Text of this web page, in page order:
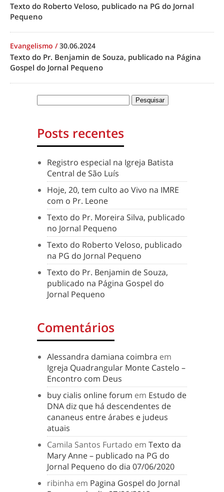
Texto do Roberto Veloso, publicado na PG do Jornal
Pequeno
Evangelismo /30.06.2024
Texto do Pr. Benjamin de Souza, publicado na Página
Gospel do Jornal Pequeno
Posts recentes
Registro especial na Igreja Batista
Central de São Luís
Hoje, 20, tem culto ao Vivo na IMRE
com o Pr. Leone
Texto do Pr. Moreira Silva, publicado
no Jornal Pequeno
Texto do Roberto Veloso, publicado
na PG do Jornal Pequeno
Texto do Pr. Benjamin de Souza,
publicado na Página Gospel do
Jornal Pequeno
Comentários
Alessandra damiana coimbra em
Igreja Quadrangular Monte Castelo –
Encontro com Deus
buy cialis online forum em Estudo de
DNA diz que há descendentes de
cananeus entre árabes e judeus
atuais
Camila Santos Furtado em Texto da
Mary Anne – publicado na PG do
Jornal Pequeno do dia 07/06/2020
ribinha em Pagina Gospel do Jornal